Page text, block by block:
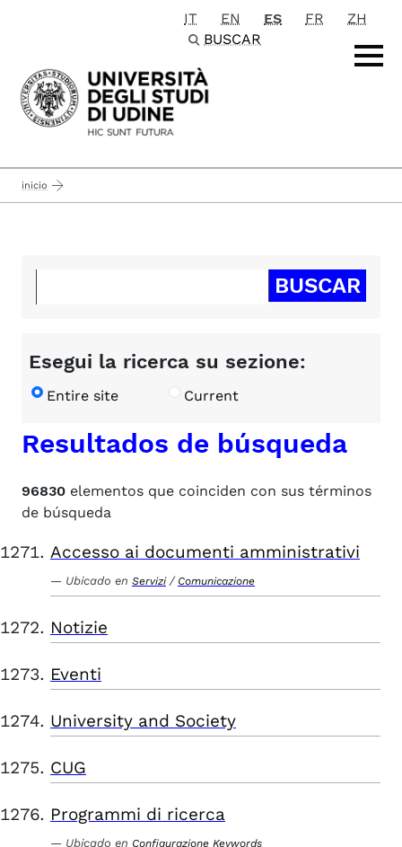
Passa al contenuto principale
IT EN ES FR
ZH
BUSCAR
inicio
Esegui la ricerca su sezione:
Entire site Current
Resultados de búsqueda
96830 elementos que coinciden con sus términos
de búsqueda
Accesso ai documenti amministrativi
Ubicado en Servizi / Comunicazione
Notizie
Eventi
University and Society
CUG
Programmi di ricerca
Ubicado en Configurazione Keywords